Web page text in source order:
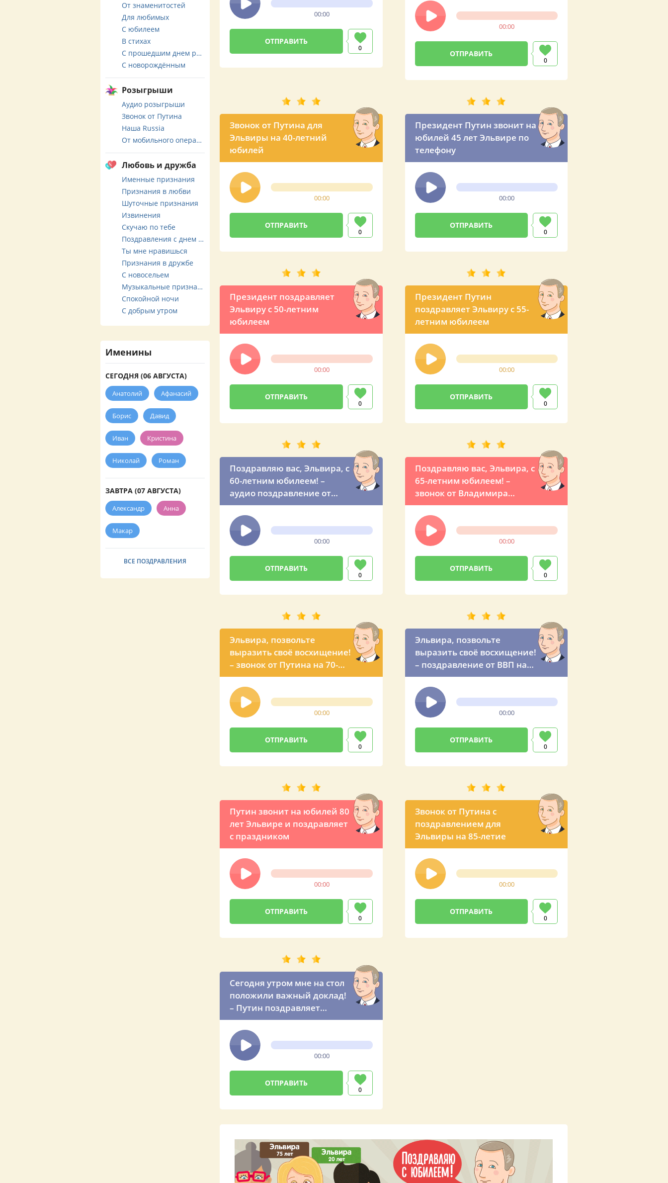
00:00
0
00:00
0
Звонок от Путина для
Эльвиры на 40-летний
юбилей
00:00
0
Президент Путин звонит на
юбилей 45 лет Эльвире по
телефону
00:00
0
Президент поздравляет
Эльвиру с 50-летним
юбилеем
00:00
0
Президент Путин
поздравляет Эльвиру с 55-
летним юбилеем
00:00
0
Поздравляю вас, Эльвира, с
60-летним юбилеем! –
аудио поздравление от
Путина
00:00
0
Поздравляю вас, Эльвира, с
65-летним юбилеем! –
звонок от Владимира
Путина
00:00
0
Эльвира, позвольте
выразить своё восхищение!
– звонок от Путина на 70-
летие
00:00
0
Эльвира, позвольте
выразить своё восхищение!
– поздравление от ВВП на
75 лет
00:00
0
Путин звонит на юбилей 80
лет Эльвире и поздравляет
с праздником
00:00
0
Звонок от Путина с
поздравлением для
Эльвиры на 85-летие
00:00
0
Сегодня утром мне на стол
положили важный доклад!
– Путин поздравляет
Эльвиру с 90-летним
юбилеем
00:00
0
От знаменитостей
Для любимых
С юбилеем
В стихах
С прошедшим днем рождения
С новорождённым
Розыгрыши
Аудио розыгрыши
Звонок от Путина
Наша Russia
От мобильного оператора
Любовь и дружба
Именные признания
Признания в любви
Шуточные признания
Извинения
Скучаю по тебе
Поздравления с днем свадьбы
Ты мне нравишься
Признания в дружбе
С новосельем
Музыкальные признания
Спокойной ночи
С добрым утром
Именины
СЕГОДНЯ (06 АВГУСТА)
Анатолий Афанасий
Борис Давид
Иван Кристина
Николай Роман
ЗАВТРА (07 АВГУСТА)
Александр Анна
Макар
ВСЕ ПОЗДРАВЛЕНИЯ